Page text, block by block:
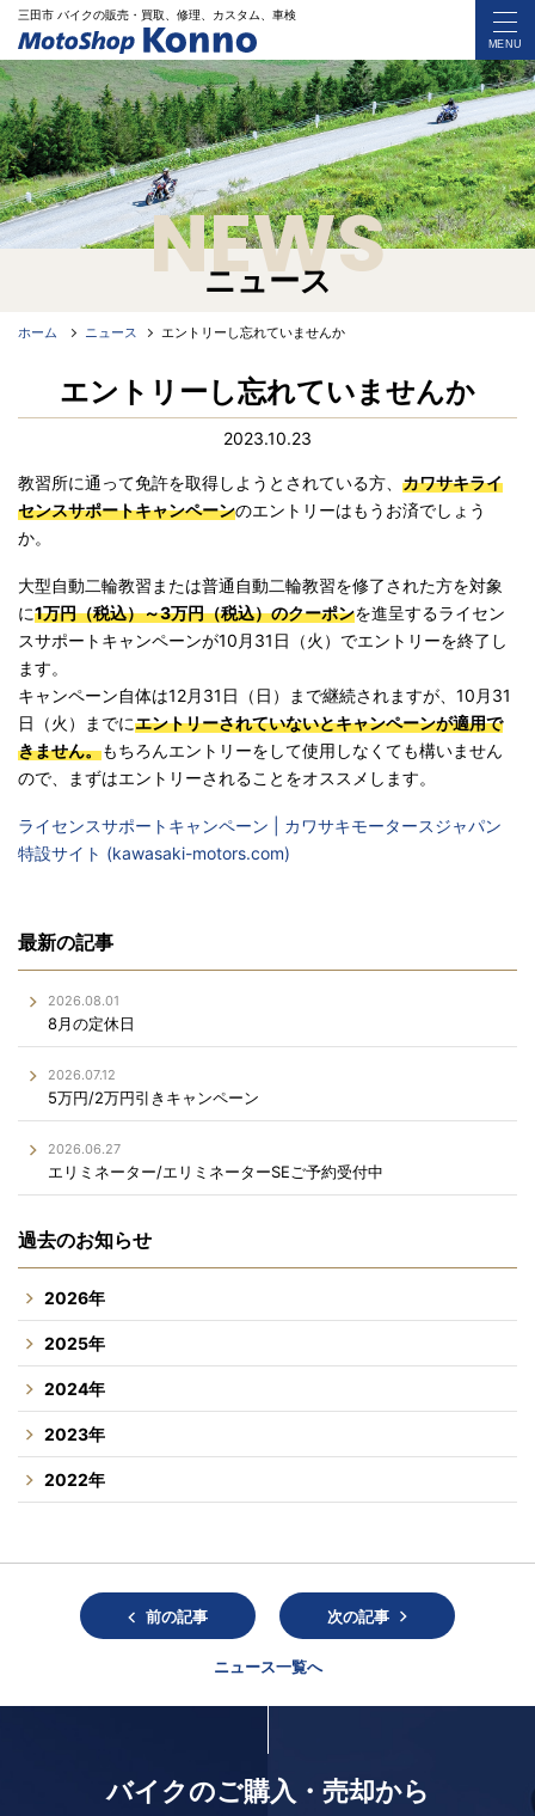
三田市 バイクの販売・買取、修理、カスタム、車検
MENU
ニュース
NEWS
ホーム ニュース エントリーし忘れていませんか
エントリーし忘れていませんか
2023.10.23
教習所に通って免許を取得しようとされている方、 カワサキライ
センスサポートキャンペーンのエントリーはもうお済でしょう
か。
大型自動二輪教習または普通自動二輪教習を修了された方を対象
に1万円（税込）～3万円（税込）のクーポンを進呈するライセン
スサポートキャンペーンが10月31日（火）でエントリーを終了し
ます。
キャンペーン自体は12月31日（日）まで継続されますが、10月31
日（火）までにエントリーされていないとキャンペーンが適用で
きません。もちろんエントリーをして使用しなくても構いません
ので、まずはエントリーされることをオススメします。
ライセンスサポートキャンペーン | カワサキモータースジャパン
特設サイト (kawasaki-motors.com)
最新の記事
2026.08.01
8月の定休日
2026.07.12
5万円/2万円引きキャンペーン
2026.06.27
エリミネーター/エリミネーターSEご予約受付中
過去のお知らせ
2026年
2025年
2024年
2023年
2022年
前の記事
ニュース一覧へ
次の記事
バイクのご購入・売却から